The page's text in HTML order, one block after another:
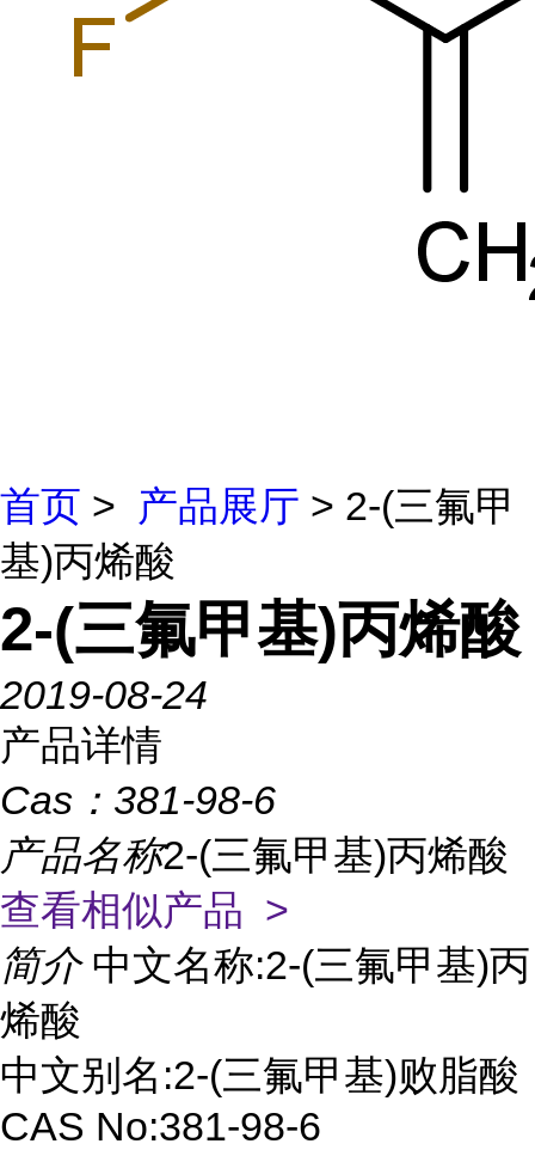
首页 > 产品展厅 > 2-(三氟甲
基)丙烯酸
2-(三氟甲基)丙烯酸
2019-08-24
产品详情
Cas： 381-98-6
产品名称2-(三氟甲基)丙烯酸
查看相似产品 >
简介 中文名称:2-(三氟甲基)丙
烯酸
中文别名:2-(三氟甲基)败脂酸
CAS No:381-98-6